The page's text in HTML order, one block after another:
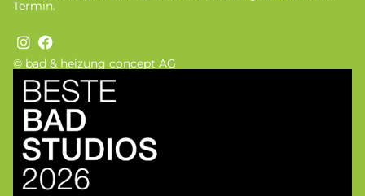
© bad & heizung concept AG
Termin.